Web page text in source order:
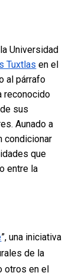
Universidad
Tuxtlas en el
al párrafo
reconocido
sus
Aunado a
condicionar
que
entre la
”, una iniciativa
de la
otros en el